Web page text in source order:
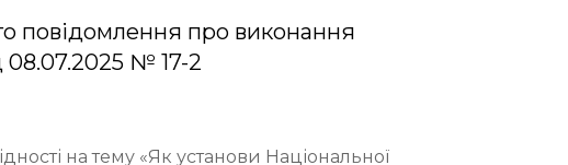
повідомлення про виконання
08.07.2025 № 17-2
на тему «Як установи Національної